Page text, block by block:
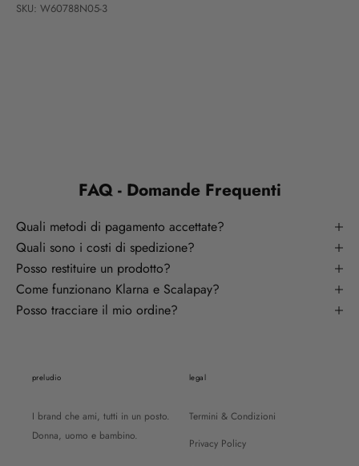
SKU: W60788N05-3
FAQ - Domande Frequenti
Quali metodi di pagamento accettate?
Quali sono i costi di spedizione?
Posso restituire un prodotto?
Come funzionano Klarna e Scalapay?
Posso tracciare il mio ordine?
preludio
I brand che ami, tutti in un posto.
Donna, uomo e bambino.
legal
Termini & Condizioni
Privacy Policy